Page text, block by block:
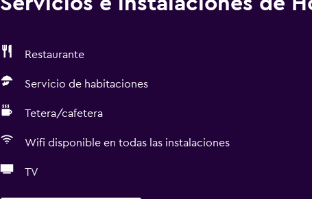
Restaurante
Servicio de habitaciones
Tetera/cafetera
Wifi disponible en todas las instalaciones
TV